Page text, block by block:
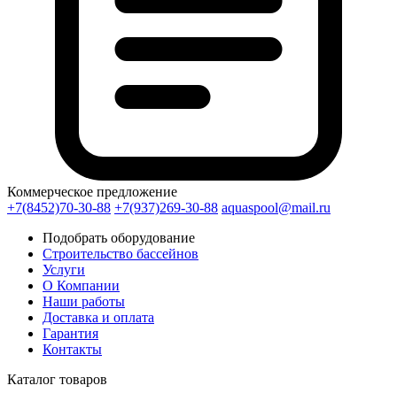
Коммерческое предложение
+7(8452)70-30-88 +7(937)269-30-88 aquaspool@mail.ru
Подобрать оборудование
Строительство бассейнов
Услуги
О Компании
Наши работы
Доставка и оплата
Гарантия
Контакты
Каталог товаров